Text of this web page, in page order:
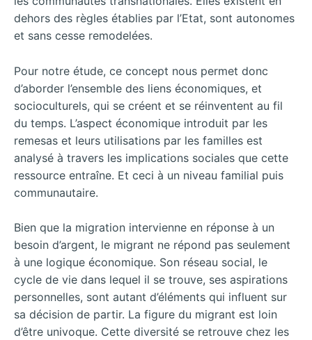
dehors des règles établies par l’Etat, sont autonomes
et sans cesse remodelées.
Pour notre étude, ce concept nous permet donc
d’aborder l’ensemble des liens économiques, et
socioculturels, qui se créent et se réinventent au fil
du temps. L’aspect économique introduit par les
remesas et leurs utilisations par les familles est
analysé à travers les implications sociales que cette
ressource entraîne. Et ceci à un niveau familial puis
communautaire.
Bien que la migration intervienne en réponse à un
besoin d’argent, le migrant ne répond pas seulement
à une logique économique. Son réseau social, le
cycle de vie dans lequel il se trouve, ses aspirations
personnelles, sont autant d’éléments qui influent sur
sa décision de partir. La figure du migrant est loin
d’être univoque. Cette diversité se retrouve chez les